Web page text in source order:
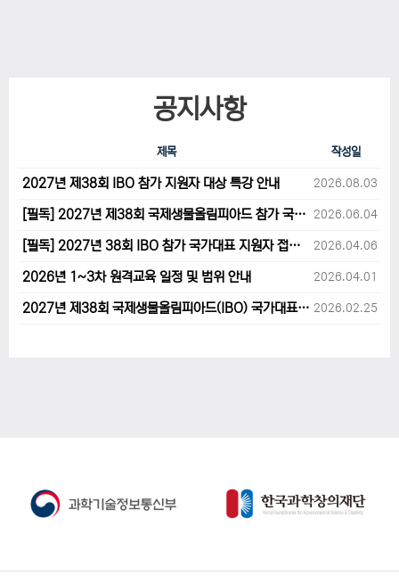
공지사항
제목 작성일
2027년 제38회 IBO 참가 지원자 대상 특강 안내 2026.08.03
[필독] 2027년 제38회 국제생물올림피아드 참가 국가대표 1차후보자 선발고사 범위 및 일정 안내 2026.06.04
[필독] 2027년 38회 IBO 참가 국가대표 지원자 접수 마감 및 원격교육 관련 공지사항 안내입니다. 2026.04.06
2026년 1~3차 원격교육 일정 및 범위 안내 2026.04.01
2027년 제38회 국제생물올림피아드(IBO) 국가대표 후보자 지원 안내 2026.02.25